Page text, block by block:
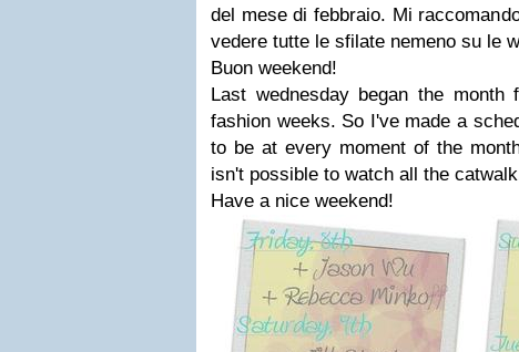
del mese di febbraio. Mi
vedere tutte le sfilate nemeno su le
Buon weekend!
Last wednesday began the
fashion weeks. So I've made a
to be at every moment of the
isn't possible to watch all the
Have a nice weekend!